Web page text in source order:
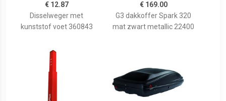
€ 12.87
Disselweger met
kunststof voet 360843
€ 169.00
G3 dakkoffer Spark 320
mat zwart metallic 22400